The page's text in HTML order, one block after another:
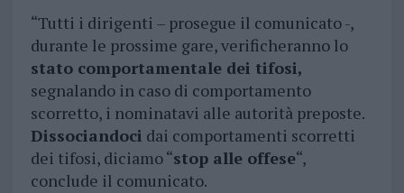
“Tutti i dirigenti – prosegue il comunicato -,
durante le prossime gare, verificheranno lo
stato comportamentale dei tifosi,
segnalando in caso di comportamento
scorretto, i nominatavi alle autorità preposte.
Dissociandoci dai comportamenti scorretti
dei tifosi, diciamo “stop alle offese“,
conclude il comunicato.